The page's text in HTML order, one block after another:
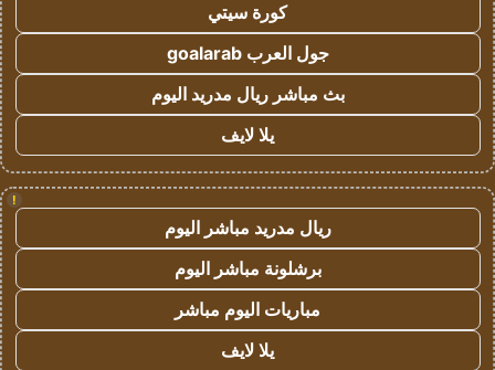
كورة سيتي
جول العرب goalarab
بث مباشر ريال مدريد اليوم
يلا لايف
!
ريال مدريد مباشر اليوم
برشلونة مباشر اليوم
مباريات اليوم مباشر
يلا لايف